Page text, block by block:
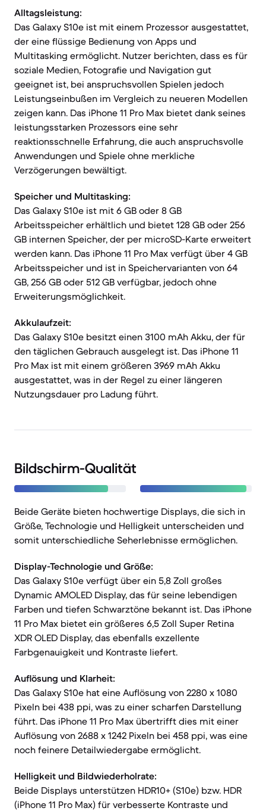
Alltagsleistung:
Das Galaxy S10e ist mit einem Prozessor ausgestattet,
der eine flüssige Bedienung von Apps und
Multitasking ermöglicht. Nutzer berichten, dass es für
soziale Medien, Fotografie und Navigation gut
geeignet ist, bei anspruchsvollen Spielen jedoch
Leistungseinbußen im Vergleich zu neueren Modellen
zeigen kann. Das iPhone 11 Pro Max bietet dank seines
leistungsstarken Prozessors eine sehr
reaktionsschnelle Erfahrung, die auch anspruchsvolle
Anwendungen und Spiele ohne merkliche
Verzögerungen bewältigt.
Speicher und Multitasking:
Das Galaxy S10e ist mit 6 GB oder 8 GB
Arbeitsspeicher erhältlich und bietet 128 GB oder 256
GB internen Speicher, der per microSD-Karte erweitert
werden kann. Das iPhone 11 Pro Max verfügt über 4 GB
Arbeitsspeicher und ist in Speichervarianten von 64
GB, 256 GB oder 512 GB verfügbar, jedoch ohne
Erweiterungsmöglichkeit.
Akkulaufzeit:
Das Galaxy S10e besitzt einen 3100 mAh Akku, der für
den täglichen Gebrauch ausgelegt ist. Das iPhone 11
Pro Max ist mit einem größeren 3969 mAh Akku
ausgestattet, was in der Regel zu einer längeren
Nutzungsdauer pro Ladung führt.
Bildschirm-Qualität
Beide Geräte bieten hochwertige Displays, die sich in
Größe, Technologie und Helligkeit unterscheiden und
somit unterschiedliche Seherlebnisse ermöglichen.
Display-Technologie und Größe:
Das Galaxy S10e verfügt über ein 5,8 Zoll großes
Dynamic AMOLED Display, das für seine lebendigen
Farben und tiefen Schwarztöne bekannt ist. Das iPhone
11 Pro Max bietet ein größeres 6,5 Zoll Super Retina
XDR OLED Display, das ebenfalls exzellente
Farbgenauigkeit und Kontraste liefert.
Auflösung und Klarheit:
Das Galaxy S10e hat eine Auflösung von 2280 x 1080
Pixeln bei 438 ppi, was zu einer scharfen Darstellung
führt. Das iPhone 11 Pro Max übertrifft dies mit einer
Auflösung von 2688 x 1242 Pixeln bei 458 ppi, was eine
noch feinere Detailwiedergabe ermöglicht.
Helligkeit und Bildwiederholrate:
Beide Displays unterstützen HDR10+ (S10e) bzw. HDR
(iPhone 11 Pro Max) für verbesserte Kontraste und